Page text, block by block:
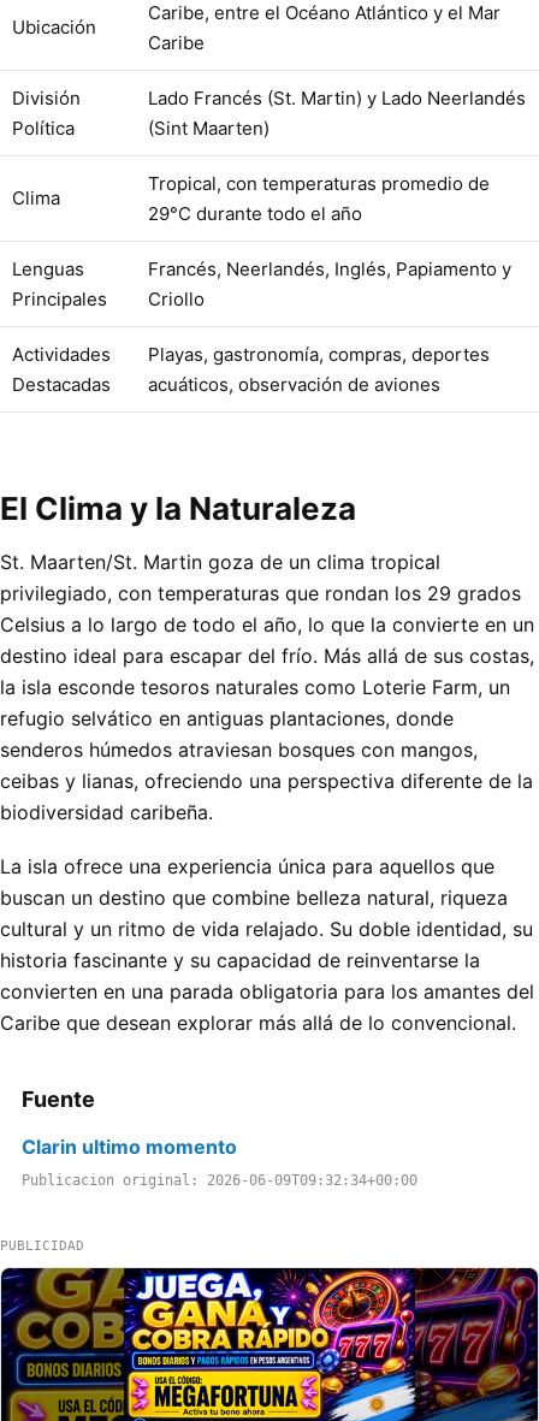
Ubicación
Caribe, entre el Océano Atlántico y el Mar
Caribe
División
Política
Lado Francés (St. Martin) y Lado Neerlandés
(Sint Maarten)
Clima
Tropical, con temperaturas promedio de
29°C durante todo el año
Lenguas
Principales
Francés, Neerlandés, Inglés, Papiamento y
Criollo
Actividades
Destacadas
Playas, gastronomía, compras, deportes
acuáticos, observación de aviones
El Clima y la Naturaleza
St. Maarten/St. Martin goza de un clima tropical
privilegiado, con temperaturas que rondan los 29 grados
Celsius a lo largo de todo el año, lo que la convierte en un
destino ideal para escapar del frío. Más allá de sus costas,
la isla esconde tesoros naturales como Loterie Farm, un
refugio selvático en antiguas plantaciones, donde
senderos húmedos atraviesan bosques con mangos,
ceibas y lianas, ofreciendo una perspectiva diferente de la
biodiversidad caribeña.
La isla ofrece una experiencia única para aquellos que
buscan un destino que combine belleza natural, riqueza
cultural y un ritmo de vida relajado. Su doble identidad, su
historia fascinante y su capacidad de reinventarse la
convierten en una parada obligatoria para los amantes del
Caribe que desean explorar más allá de lo convencional.
Fuente
Clarin ultimo momento
Publicacion original: 2026-06-09T09:32:34+00:00
PUBLICIDAD